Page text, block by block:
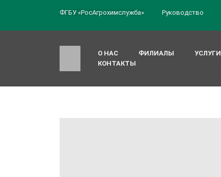
ФГБУ «РосАгрохимслужба» Руководство
О НАС ФИЛИАЛЫ УСЛУГИ
КОНТАКТЫ